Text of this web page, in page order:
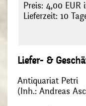
Preis: 4,00
Lieferzeit: 10
Liefer- &
Antiquariat Petri
(Inh.: Andreas